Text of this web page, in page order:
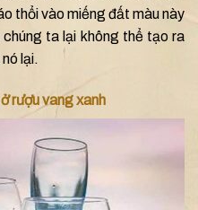
thổi vào miếng đất màu này
ta lại không thể tạo ra
lại.
rượu vang xanh